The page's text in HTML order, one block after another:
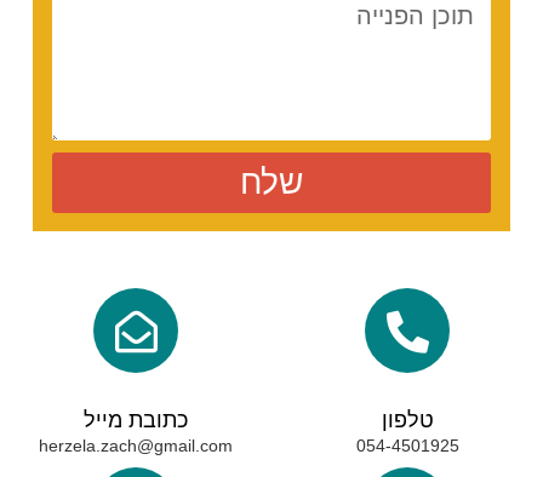
שלח
טלפון
054-4501925
כתובת מייל
herzela.zach@gmail.com